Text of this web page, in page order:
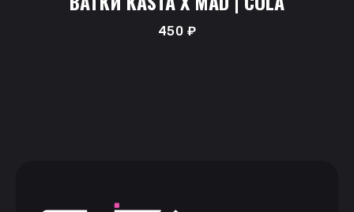
450 ₽